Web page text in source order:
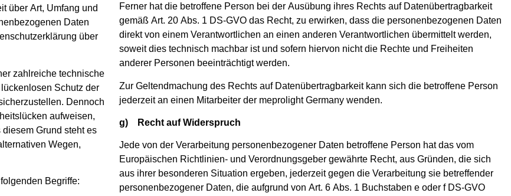
über Art, Umfang und
Daten
über
zahlreiche technische
Schutz der
Dennoch
aufweisen,
Grund steht es
Wegen,
Begriffe:
Ferner hat die betroffene Person bei der Ausübung ihres Rechts auf Datenübertragbarkeit
gemäß Art. 20 Abs. 1 DS-GVO das Recht, zu erwirken, dass die personenbezogenen Daten
direkt von einem Verantwortlichen an einen anderen Verantwortlichen übermittelt werden,
soweit dies technisch machbar ist und sofern hiervon nicht die Rechte und Freiheiten
anderer Personen beeinträchtigt werden.
Zur Geltendmachung des Rechts auf Datenübertragbarkeit kann sich die betroffene Person
jederzeit an einen Mitarbeiter der meprolight Germany wenden.
g) Recht auf Widerspruch
Jede von der Verarbeitung personenbezogener Daten betroffene Person hat das vom
Europäischen Richtlinien- und Verordnungsgeber gewährte Recht, aus Gründen, die sich
aus ihrer besonderen Situation ergeben, jederzeit gegen die Verarbeitung sie betreffender
personenbezogener Daten, die aufgrund von Art. 6 Abs. 1 Buchstaben e oder f DS-GVO